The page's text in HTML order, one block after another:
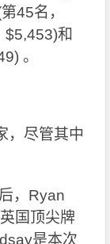
45名，
和
。
，尽管其中
，Ryan
国顶尖牌
是本次